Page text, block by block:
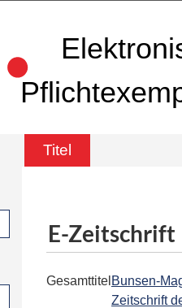
Titel
E-Zeitschrift
Gesamttitel Bunsen-
Zeitschrift